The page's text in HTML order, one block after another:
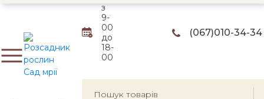
з
9-
00
до
18-
00
(067)010-34-34